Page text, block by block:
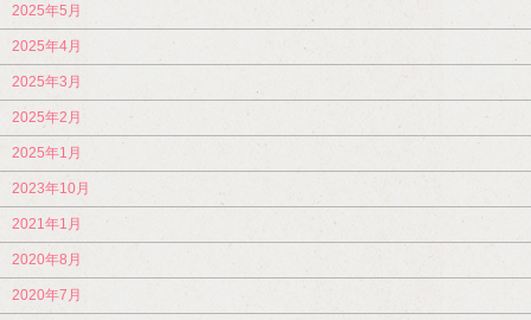
2025年5月
2025年4月
2025年3月
2025年2月
2025年1月
2023年10月
2021年1月
2020年8月
2020年7月